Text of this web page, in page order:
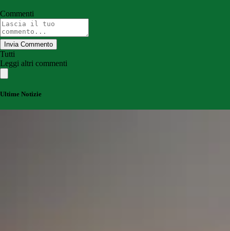
Commenti
Invia Commento
Tutti
Leggi altri commenti
Ultime Notizie